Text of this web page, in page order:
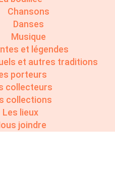
Chansons
Danses
Musique
et légendes
et autres traditions
porteurs
collecteurs
collections
Les lieux
joindre